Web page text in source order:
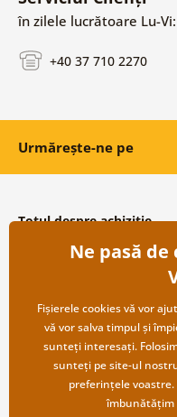
în zilele lucrătoare Lu-
+40 37 710 2270
Urmărește-ne pe
Totul despre achiziție
Condiții și termeni generali
Protecția datelor personale
Transport și modalități de
Returnare
Ne pasă
Fișierele cookies vă vor
vă vor salva timpul și
sunteți interesați.
sunteți pe site-ul
preferințele voastre.
îmbunătățim